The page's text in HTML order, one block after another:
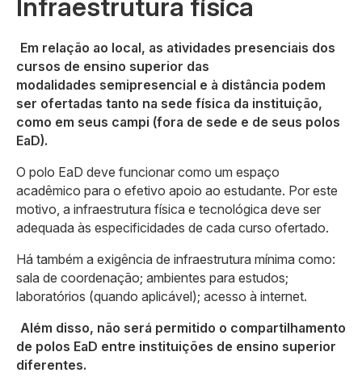
Infraestrutura física
Em relação ao local, as atividades presenciais dos
cursos de ensino superior das
modalidades semipresencial e à distância podem
ser ofertadas tanto na sede física da instituição,
como em seus campi (fora de sede e de seus polos
EaD).
O polo EaD deve funcionar como um espaço
acadêmico para o efetivo apoio ao estudante. Por este
motivo, a infraestrutura física e tecnológica deve ser
adequada às especificidades de cada curso ofertado.
Há também a exigência de infraestrutura mínima como:
sala de coordenação; ambientes para estudos;
laboratórios (quando aplicável); acesso à internet.
Além disso, não será permitido o compartilhamento
de polos EaD entre instituições de ensino superior
diferentes.